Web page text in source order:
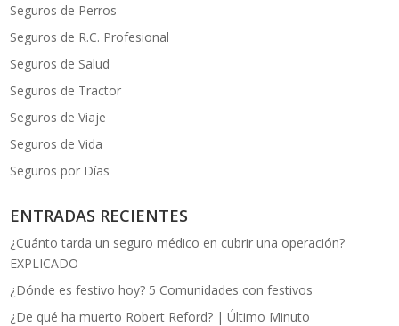
Seguros de Perros
Seguros de R.C. Profesional
Seguros de Salud
Seguros de Tractor
Seguros de Viaje
Seguros de Vida
Seguros por Días
ENTRADAS RECIENTES
¿Cuánto tarda un seguro médico en cubrir una operación?
EXPLICADO
¿Dónde es festivo hoy? 5 Comunidades con festivos
¿De qué ha muerto Robert Reford? | Último Minuto